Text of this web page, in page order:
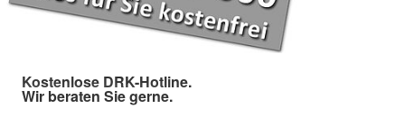
Kostenlose DRK-Hotline.
Wir beraten Sie gerne.